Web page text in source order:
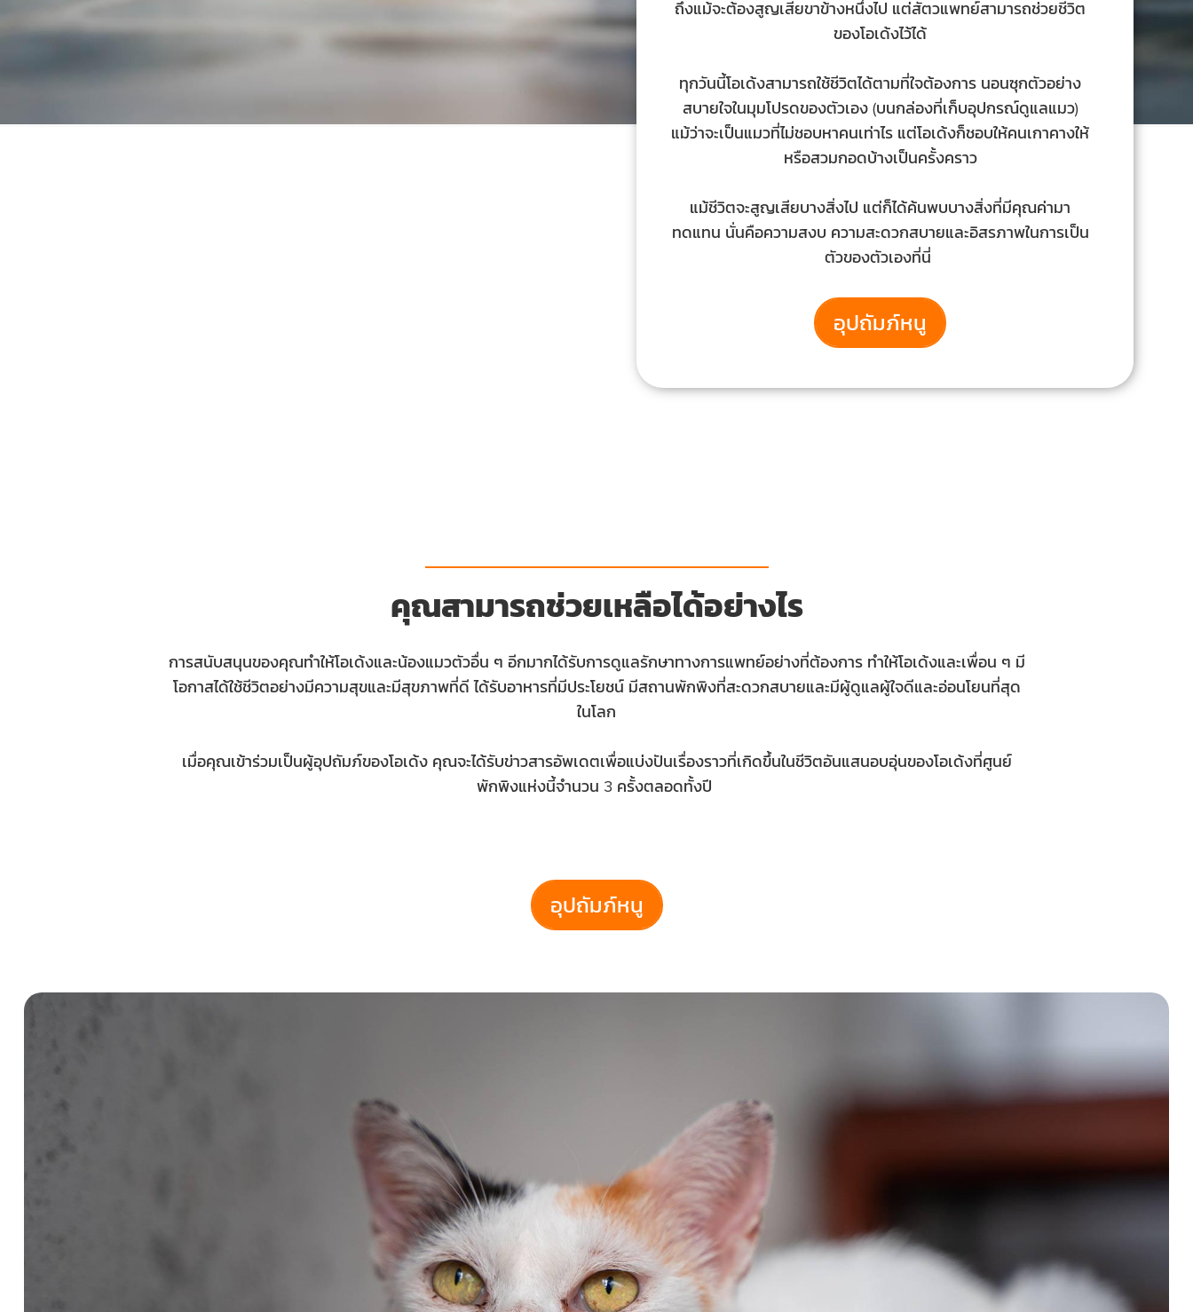
ถึงแม้จะต้องสูญเสียขาข้างหนึ่งไป แต่สัตวแพทย์สามารถช่วยชีวิต
ของโอเด้งไว้ได้
ทุกวันนี้โอเด้งสามารถใช้ชีวิตได้ตามที่ใจต้องการ นอนซุกตัวอย่าง
สบายใจในมุมโปรดของตัวเอง (บนกล่องที่เก็บอุปกรณ์ดูแลแมว)
แม้ว่าจะเป็นแมวที่ไม่ชอบหาคนเท่าไร แต่โอเด้งก็ชอบให้คนเกาคางให้
หรือสวมกอดบ้างเป็นครั้งคราว
แม้ชีวิตจะสูญเสียบางสิ่งไป แต่ก็ได้ค้นพบบางสิ่งที่มีคุณค่ามา
ทดแทน นั่นคือความสงบ ความสะดวกสบายและอิสรภาพในการเป็น
ตัวของตัวเองที่นี่
อุปถัมภ์หนู
คุณสามารถช่วยเหลือได้อย่างไร
การสนับสนุนของคุณทำให้โอเด้งและน้องแมวตัวอื่น ๆ อีกมากได้รับการดูแลรักษาทางการแพทย์อย่างที่ต้องการ ทำให้โอเด้งและเพื่อน ๆ มี
โอกาสได้ใช้ชีวิตอย่างมีความสุขและมีสุขภาพที่ดี ได้รับอาหารที่มีประโยชน์ มีสถานพักพิงที่สะดวกสบายและมีผู้ดูแลผู้ใจดีและอ่อนโยนที่สุด
ในโลก
เมื่อคุณเข้าร่วมเป็นผู้อุปถัมภ์ของโอเด้ง คุณจะได้รับข่าวสารอัพเดตเพื่อแบ่งปันเรื่องราวที่เกิดขึ้นในชีวิตอันแสนอบอุ่นของโอเด้งที่ศูนย์
พักพิงแห่งนี้จำนวน 3 ครั้งตลอดทั้งปี
อุปถัมภ์หนู